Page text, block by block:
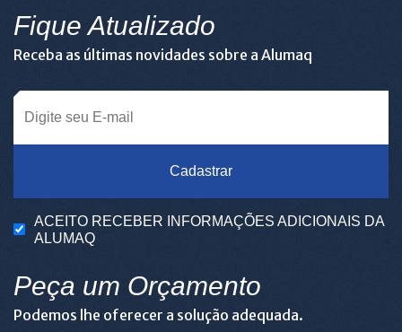
Fique Atualizado
Receba as últimas novidades sobre a Alumaq
Cadastrar
ACEITO RECEBER INFORMAÇÕES ADICIONAIS DA
ALUMAQ
Peça um Orçamento
Podemos lhe oferecer a solução adequada.